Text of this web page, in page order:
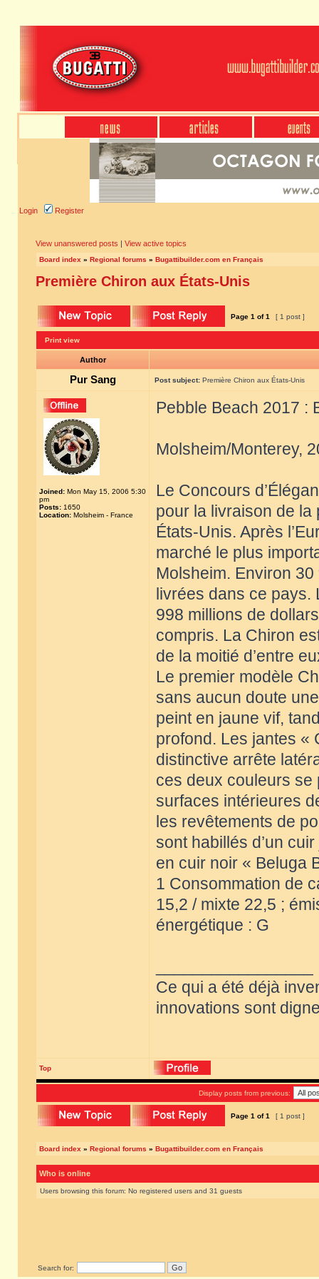
Login Register
View unanswered posts | View active topics
Board index » Regional forums » Bugattibuilder.com en Français
Première Chiron aux États-Unis
Page 1 of1 [ 1 post ]
Print view
Author
Pur Sang Post subject: Première Chiron aux États-Unis
Joined: Mon May 15, 2006 5:30
pm
Posts: 1650
Location: Molsheim - France
Pebble Beach 2017 :
Molsheim/Monterey,
Le Concours
pour la livraison de la
États-Unis. Après
marché le plus
Molsheim. Environ
livrées dans ce pays.
998 millions de
compris. La Chiron
de la moitié d’entre
Le premier modèle
sans aucun doute
peint en jaune vif,
profond. Les jantes «
distinctive arrête
ces deux couleurs se
surfaces intérieures
les revêtements de
sont habillés d’un
en cuir noir « Beluga
1 Consommation de
15,2 / mixte 22,5 ;
énergétique : G
Ce qui a été déjà
innovations sont
Top
Display posts from previous:
Page 1 of1 [ 1 post ]
Board index » Regional forums » Bugattibuilder.com en Français
Who is online
Users browsing this forum: No registered users and 31 guests
Search for: